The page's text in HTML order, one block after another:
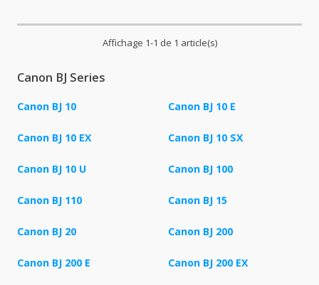
Affichage 1-1 de 1 article(s)
Canon BJ Series
Canon BJ 10 Canon BJ 10 E
Canon BJ 10 EX Canon BJ 10 SX
Canon BJ 10 U Canon BJ 100
Canon BJ 110 Canon BJ 15
Canon BJ 20 Canon BJ 200
Canon BJ 200 E Canon BJ 200 EX